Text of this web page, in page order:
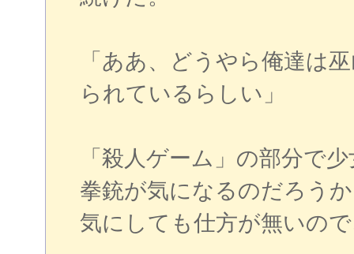
「ああ、どうやら俺達は
られているらしい」
「殺人ゲーム」の部分で
拳銃が気になるのだろう
気にしても仕方が無いの